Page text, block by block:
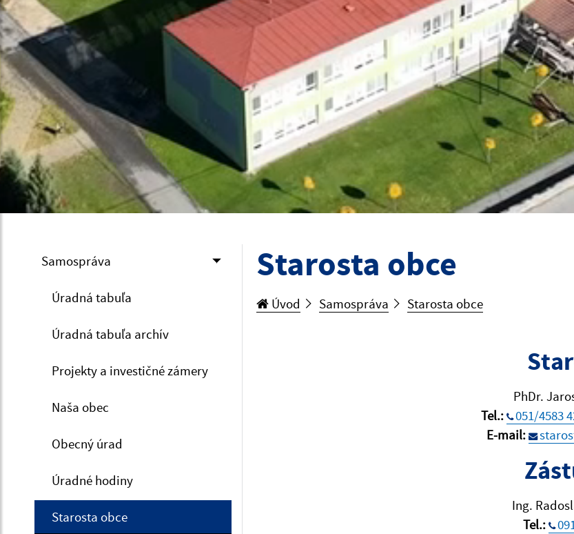
Samospráva
Úradná tabuľa
Úradná tabuľa archív
Projekty a investičné zámery
Naša obec
Obecný úrad
Úradné hodiny
Starosta obce
Starosta obce
Úvod Samospráva Starosta obce
PhDr.
Tel.:
051/4583
E-mail:
Ing.
Tel.: